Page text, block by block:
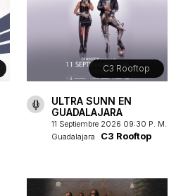
C3 Rooftop
ULTRA SUNN EN
GUADALAJARA
11 Septiembre 2026 09:30 P. M.
Guadalajara
C3 Rooftop